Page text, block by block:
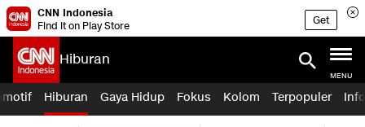
CNN Indonesia
Find it on Play Store
Get
Hiburan
MENU
Hiburan Gaya Hidup Fokus Kolom Terpopuler